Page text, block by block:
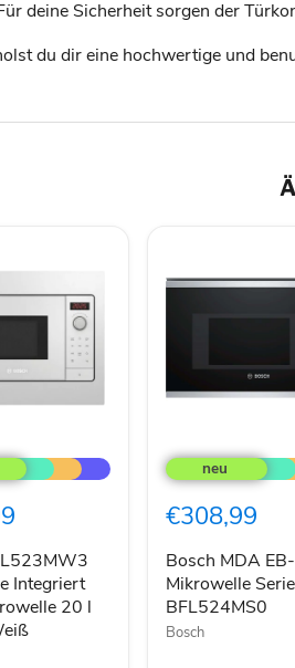
deine Sicherheit sorgen der
du dir eine hochwertige und
Integriert
20 l
MDA
EB-
Serie6
€308,99
Bosch MDA EB-
Mikrowelle
BFL524MS0
Bosch